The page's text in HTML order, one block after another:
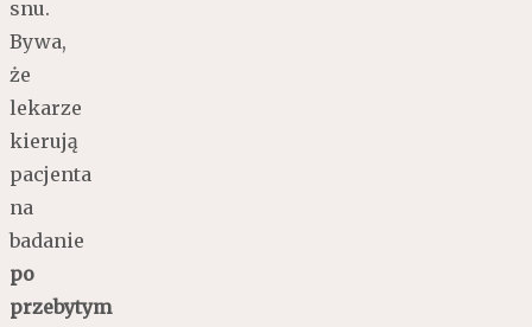
snu.
Bywa,
że
lekarze
kierują
pacjenta
na
badanie
po
przebytym